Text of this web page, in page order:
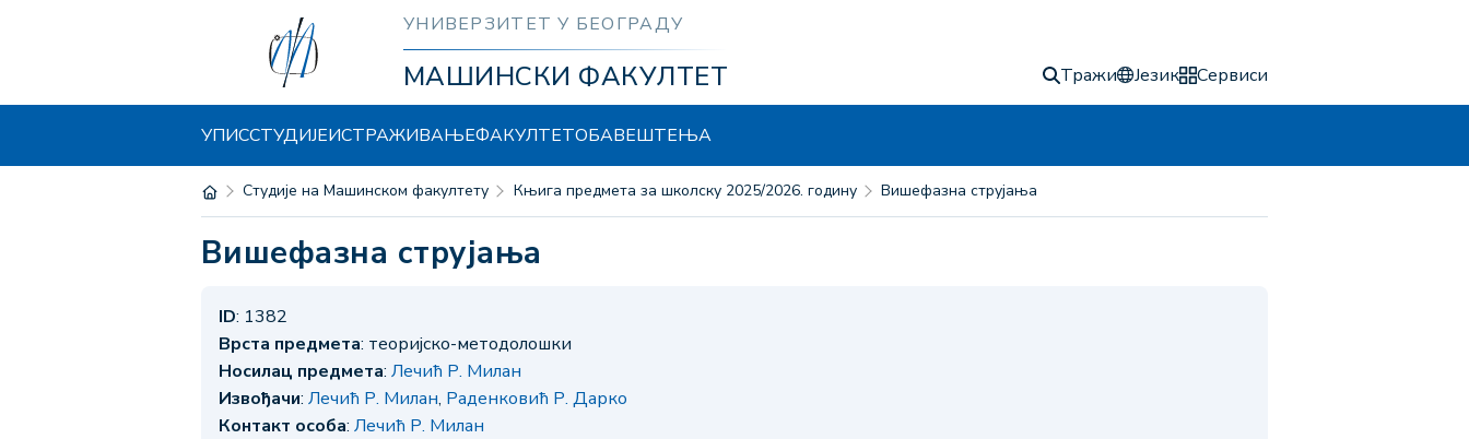
УНИВЕРЗИТЕТ У БЕОГРАДУ
МАШИНСКИ ФАКУЛТЕТ Тражи Језик Сервиси
УПИССТУДИЈЕИСТРАЖИВАЊЕФАКУЛТЕТОБАВЕШТЕЊА
Студије на Машинском факултету Књига предмета за школску 2025/2026. годину Вишефазна струјања
Вишефазна струјања
ID: 1382
Врста предмета: теоријско-методолошки
Носилац предмета: Лечић Р. Милан
Извођачи: Лечић Р. Милан, Раденковић Р. Дарко
Контакт особа: Лечић Р. Милан